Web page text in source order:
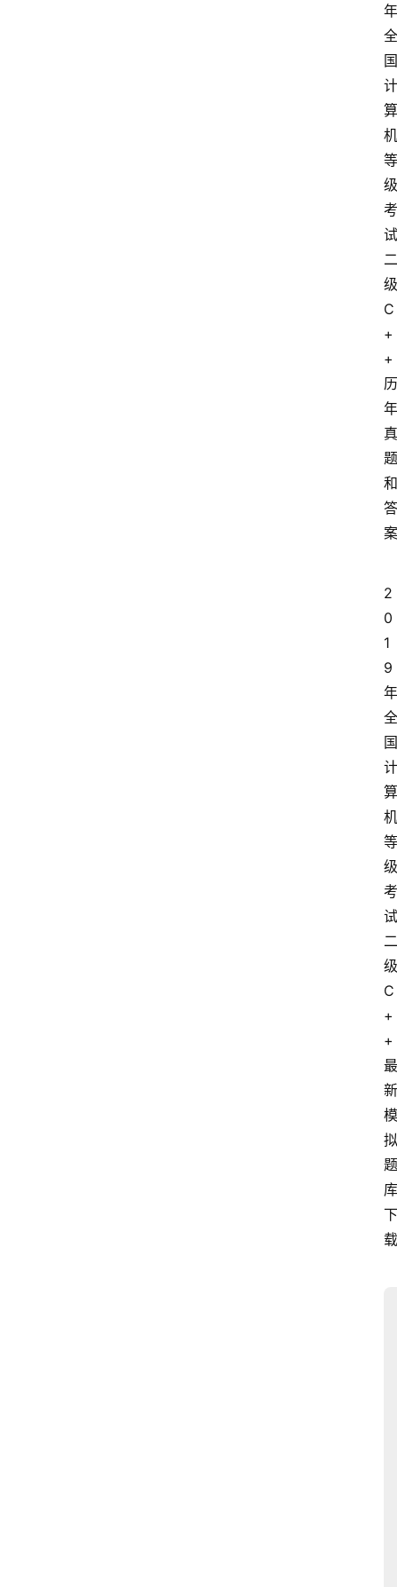
年
全
国
计
算
机
等
级
考
试
二
级
C
+
+
历
年
真
题
和
答
案
2
0
1
9
年
全
国
计
算
机
等
级
考
试
二
级
C
+
+
最
新
模
拟
题
库
下
载